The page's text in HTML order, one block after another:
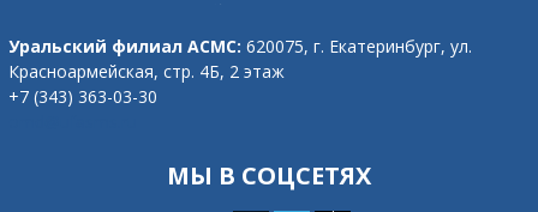
Уральский филиал АСМС: 620075, г. Екатеринбург, ул.
Красноармейская, стр. 4Б, 2 этаж
+7 (343) 363-03-30
МЫ В СОЦСЕТЯХ